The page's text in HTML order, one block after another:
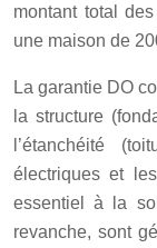
montant total
une maison de
La garantie DO
la structure
l’étanchéité
électriques et
essentiel à la
revanche, sont